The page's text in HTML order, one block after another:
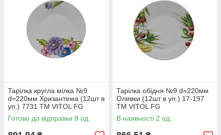
Тарілка кругла мілка №9
d=220мм Хризантема (12шт в
уп.) 7731 ТМ VITOL FG
Готово до відправки 8 од.
Тарілка обідня №9 d=220мм
Оливки (12шт в уп.) 17-197
ТМ VITOL FG
В наявності 2 од.